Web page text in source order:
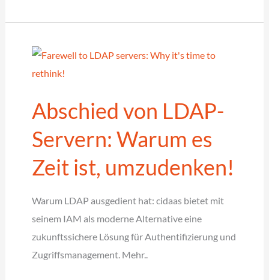
Management
für
Unternehmen
DIN
SPEC
Abschied von LDAP-
Servern: Warum es
Zeit ist, umzudenken!
Warum LDAP ausgedient hat: cidaas bietet mit
seinem IAM als moderne Alternative eine
zukunftssichere Lösung für Authentifizierung und
Zugriffsmanagement. Mehr..